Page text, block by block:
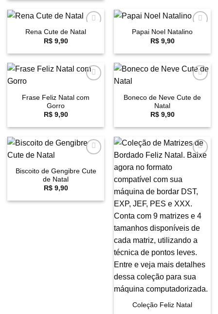
R$ 45,90. R$ 29,90.
Favoritar
Rena Cute de Natal
R$9,90
Favoritar
Papai Noel Natalino
R$9,90
Frase Feliz Natal com
Gorro
R$9,90
Boneco de Neve Cute de
Natal
R$9,90
Biscoito de Gengibre Cute
de Natal
R$9,90
Coleção Feliz Natal